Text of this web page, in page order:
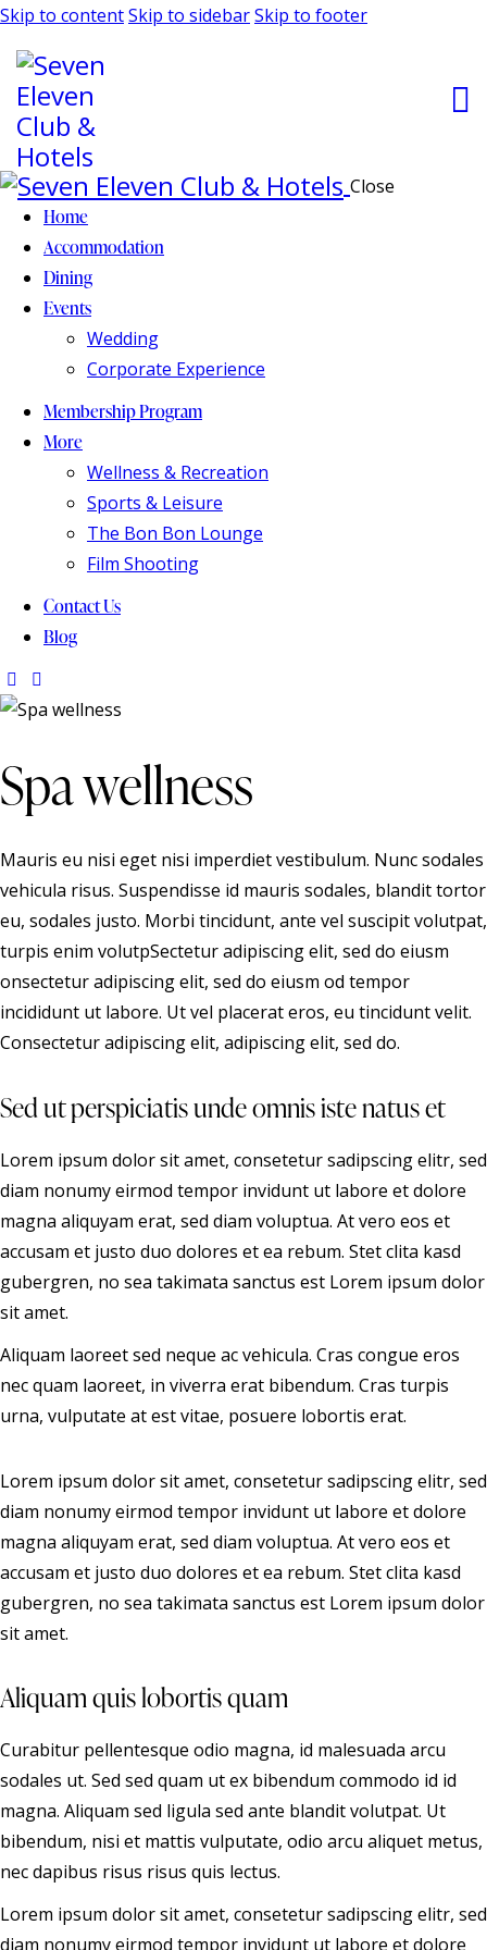
Skip to contentSkip to sidebarSkip to footer
Close
Home
Accommodation
Dining
Events
Wedding
Corporate Experience
Membership Program
More
Wellness & Recreation
Sports & Leisure
The Bon Bon Lounge
Film Shooting
Contact Us
Blog
Spa wellness
Mauris eu nisi eget nisi imperdiet vestibulum. Nunc sodales
vehicula risus. Suspendisse id mauris sodales, blandit tortor
eu, sodales justo. Morbi tincidunt, ante vel suscipit volutpat,
turpis enim volutpSectetur adipiscing elit, sed do eiusm
onsectetur adipiscing elit, sed do eiusm od tempor
incididunt ut labore. Ut vel placerat eros, eu tincidunt velit.
Consectetur adipiscing elit, adipiscing elit, sed do.
Sed ut perspiciatis unde omnis iste natus et
Lorem ipsum dolor sit amet, consetetur sadipscing elitr, sed
diam nonumy eirmod tempor invidunt ut labore et dolore
magna aliquyam erat, sed diam voluptua. At vero eos et
accusam et justo duo dolores et ea rebum. Stet clita kasd
gubergren, no sea takimata sanctus est Lorem ipsum dolor
sit amet.
Aliquam laoreet sed neque ac vehicula. Cras congue eros
nec quam laoreet, in viverra erat bibendum. Cras turpis
urna, vulputate at est vitae, posuere lobortis erat.
Lorem ipsum dolor sit amet, consetetur sadipscing elitr, sed
diam nonumy eirmod tempor invidunt ut labore et dolore
magna aliquyam erat, sed diam voluptua. At vero eos et
accusam et justo duo dolores et ea rebum. Stet clita kasd
gubergren, no sea takimata sanctus est Lorem ipsum dolor
sit amet.
Aliquam quis lobortis quam
Curabitur pellentesque odio magna, id malesuada arcu
sodales ut. Sed sed quam ut ex bibendum commodo id id
magna. Aliquam sed ligula sed ante blandit volutpat. Ut
bibendum, nisi et mattis vulputate, odio arcu aliquet metus,
nec dapibus risus risus quis lectus.
Lorem ipsum dolor sit amet, consetetur sadipscing elitr, sed
diam nonumy eirmod tempor invidunt ut labore et dolore